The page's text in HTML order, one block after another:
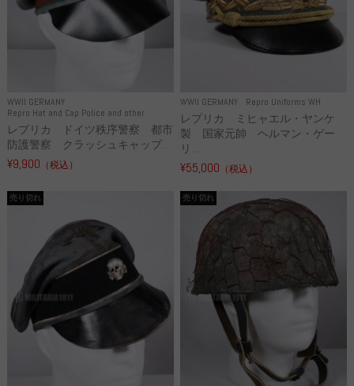
WWII GERMANY
Repro Hat and Cap Police and other
レプリカ ドイツ秩序警察 都市
防護警察 クラッシュキャップ...
¥9,900 （税込）
WWII GERMANY Repro Uniforms WH
レプリカ ミヒャエル・ヤンケ
製 国家元帥 ヘルマン・ゲー
リ...
¥55,000 （税込）
売り切れ 売り切れ